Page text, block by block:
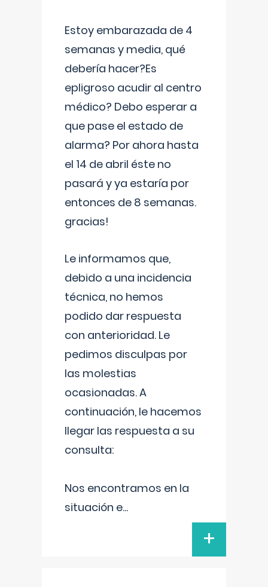
Estoy embarazada de 4
semanas y media, qué
debería hacer?Es
epligroso acudir al centro
médico? Debo esperar a
que pase el estado de
alarma? Por ahora hasta
el 14 de abril éste no
pasará y ya estaría por
entonces de 8 semanas.
gracias!
Le informamos que,
debido a una incidencia
técnica, no hemos
podido dar respuesta
con anterioridad. Le
pedimos disculpas por
las molestias
ocasionadas. A
continuación, le hacemos
llegar las respuesta a su
consulta:
Nos encontramos en la
situación e...
+